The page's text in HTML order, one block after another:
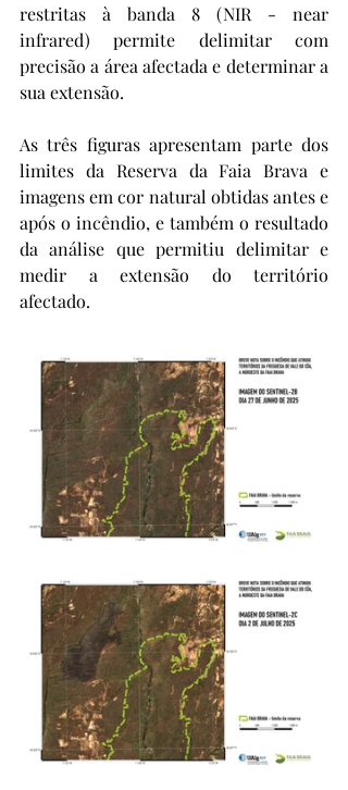
restritas à banda 8 (NIR - near
infrared) permite delimitar com
precisão a área afectada e determinar a
sua extensão.
As três figuras apresentam parte dos
limites da Reserva da Faia Brava e
imagens em cor natural obtidas antes e
após o incêndio, e também o resultado
da análise que permitiu delimitar e
medir a extensão do território
afectado.